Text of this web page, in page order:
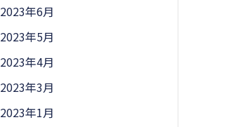
2023年6月
2023年5月
2023年4月
2023年3月
2023年1月